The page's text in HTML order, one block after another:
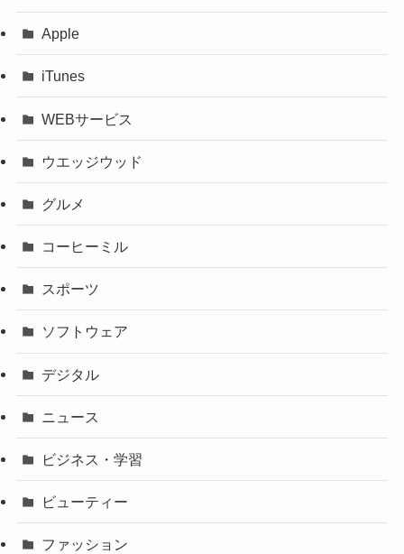
Apple
iTunes
WEBサービス
ウエッジウッド
グルメ
コーヒーミル
スポーツ
ソフトウェア
デジタル
ニュース
ビジネス・学習
ビューティー
ファッション